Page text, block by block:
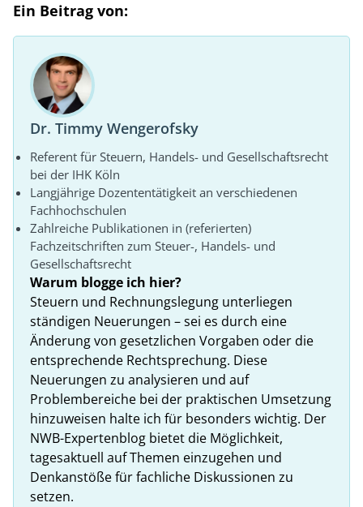
Ein Beitrag von:
Dr. Timmy Wengerofsky
Referent für Steuern, Handels- und Gesellschaftsrecht
bei der IHK Köln
Langjährige Dozententätigkeit an verschiedenen
Fachhochschulen
Zahlreiche Publikationen in (referierten)
Fachzeitschriften zum Steuer-, Handels- und
Gesellschaftsrecht
Warum blogge ich hier?
Steuern und Rechnungslegung unterliegen
ständigen Neuerungen – sei es durch eine
Änderung von gesetzlichen Vorgaben oder die
entsprechende Rechtsprechung. Diese
Neuerungen zu analysieren und auf
Problembereiche bei der praktischen Umsetzung
hinzuweisen halte ich für besonders wichtig. Der
NWB-Expertenblog bietet die Möglichkeit,
tagesaktuell auf Themen einzugehen und
Denkanstöße für fachliche Diskussionen zu
setzen.